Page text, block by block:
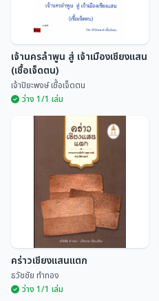
เจ้านครลำพูน สู่ เจ้าเมือง
เชียงแสน (เชื้อเจ็ดตน)
เจ้าปิยะพงษ์ เชื้อเจ...
เจ้านครลำพูน สู่ เจ้าเมืองเชียงแสน
(เชื้อเจ็ดตน)
เจ้าปิยะพงษ์ เชื้อเจ็ดตน
ว่าง 1/1 เล่ม
คร่าวเชียงแสนแตก
ธวัชชัย ทำทอง
ว่าง 1/1 เล่ม